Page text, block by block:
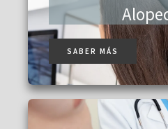
SABER MÁS